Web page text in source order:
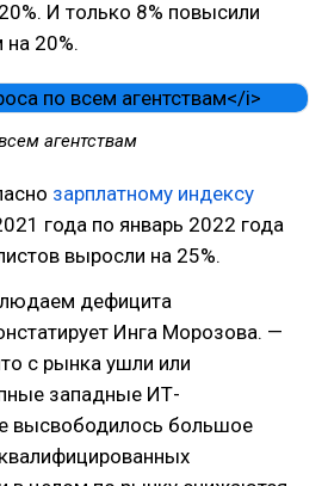
И только 8% повысили
20%.
агентствам
зарплатному индексу
года по январь 2022 года
выросли на 25%.
дефицита
Инга Морозова. —
с рынка ушли или
западные ИТ-
высвободилось большое